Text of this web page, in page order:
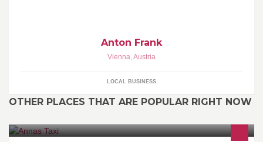
Anton Frank
Vienna,Austria
LOCAL BUSINESS
OTHER PLACES THAT ARE POPULAR RIGHT NOW